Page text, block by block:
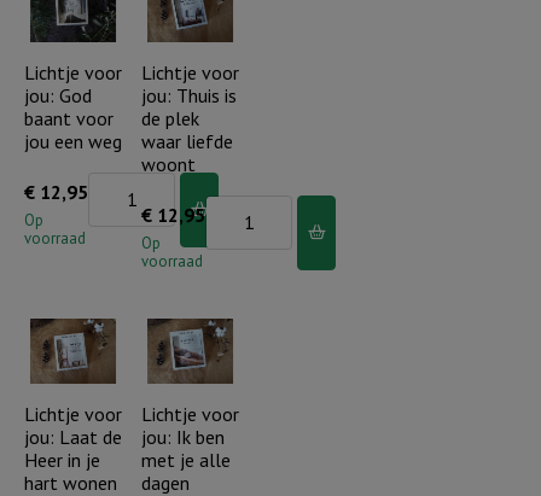
ziel
..
(2)
aantal
mijn
ogen
op
aantal
Lichtje voor
jou: God
baant voor
jou een weg
€ 12,95
Op
voorraad
Lichtje
baant
voor
jou
een
weg
aantal
Lichtje voor
jou: Thuis is
de plek
waar liefde
woont
€ 12,95
Op
voorraad
Lichtje
voor
is
de
plek
waar
liefde
Lichtje voor
jou: Laat de
Heer in je
hart wonen
Lichtje voor
jou: Ik ben
met je alle
dagen